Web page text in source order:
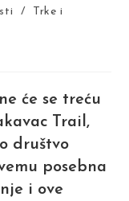
/
Trke i
će se treću
Trail,
društvo
posebna
i ove